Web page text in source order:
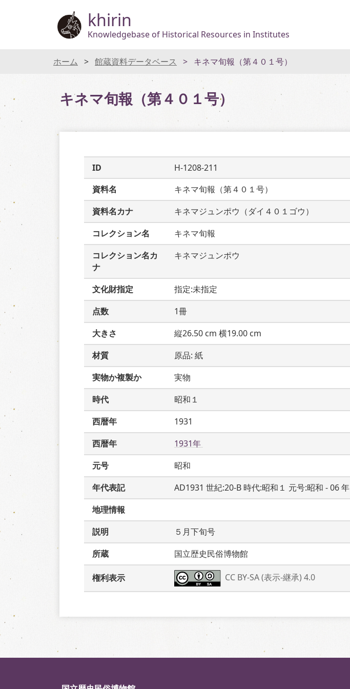
khirin
Knowledgebase of Historical Resources in Institutes
ホーム 館蔵資料データベース キネマ旬報（第４０１号）
キネマ旬報（第４０１号）
ID
H-1208-211
資料名
キネマ旬報（第４０１号）
資料名カナ
キネマジュンポウ（ダイ４０１ゴウ）
コレクション名
キネマ旬報
コレクション名カ
ナ
キネマジュンポウ
文化財指定
指定:未指定
点数
1冊
大きさ
縦26.50 cm 横19.00 cm
材質
原品: 紙
実物か複製か
実物
時代
昭和１
西暦年
1931
西暦年
1931年
元号
昭和
年代表記
AD1931 世紀:20-B 時代:昭和１ 元号:昭和 - 06 年
地理情報
説明
５月下旬号
所蔵
国立歴史民俗博物館
権利表示 CC BY-SA (表示-継承) 4.0